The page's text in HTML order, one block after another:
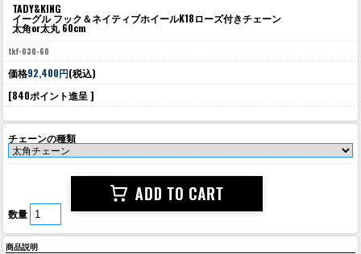
TADY&KING
イーグル フック＆ネイティブホイールK18ローズ付きチェーン
太角or太丸 60cm
tkf-030-60
価格92,400円(税込)
[840ポイント進呈 ]
チェーンの種類
数量
商品説明